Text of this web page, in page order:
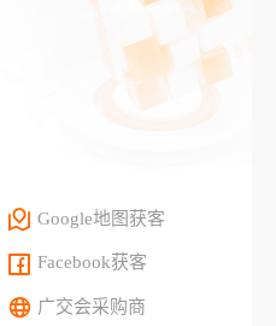
Google地图获客
Facebook获客
广交会采购商